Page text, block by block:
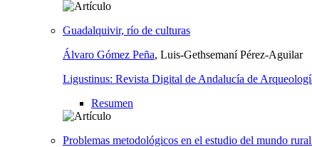
Guadalquivir, río de culturas
Álvaro Gómez Peña, Luis-Gethsemaní Pérez-Aguilar
Ligustinus: Revista Digital de Andalucía de
Resumen
Problemas metodológicos en el estudio del mundo